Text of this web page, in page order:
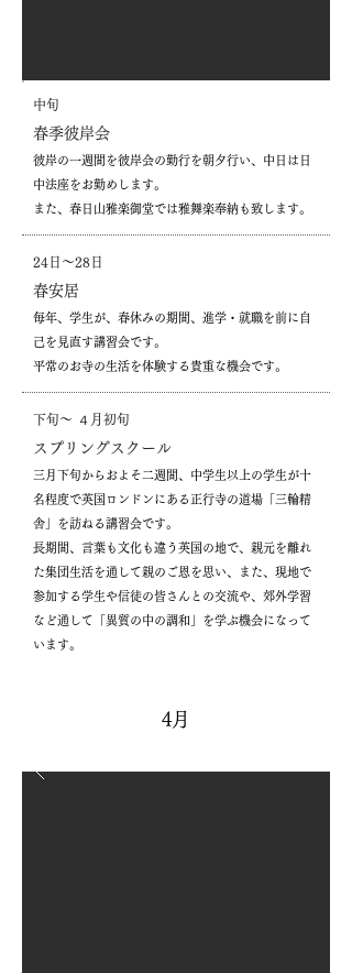
中旬
​春季彼岸会
彼岸の一週間を彼岸会の勤行を朝夕行い、中日は日
中法座をお勤めします。
また、春日山雅楽御堂では雅舞楽奉納も致します。
24日〜28日
春安居
毎年、学生が、春休みの期間、進学・就職を前に自
己を見直す講習会です。
平常のお寺の生活を体験する貴重な機会です。
下旬〜 ４月初旬
スプリングスクール
三月下旬からおよそ二週間、中学生以上の学生が十
名程度で英国ロンドンにある正行寺の道場「三輪精
舎」を訪ねる講習会です。
長期間、言葉も文化も違う英国の地で、親元を離れ
た集団生活を通して親のご恩を思い、また、現地で
参加する学生や信徒の皆さんとの交流や、郊外学習
など通して「異質の中の調和」を学ぶ機会になって
います。
4月